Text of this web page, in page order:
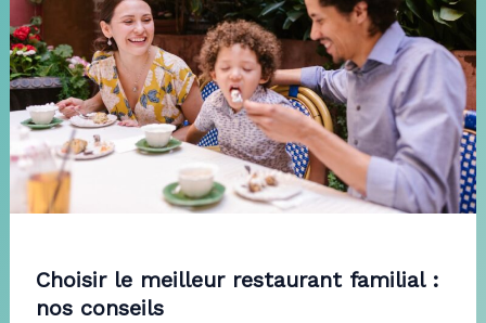
Choisir le meilleur restaurant familial :
nos conseils